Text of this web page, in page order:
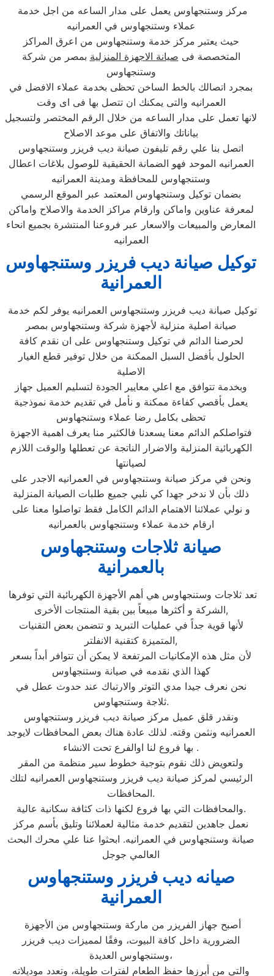
عملاء وستنجهاوس في العمرانيه
حيث يعتبر مركز خدمة وستنجهاوس من اعرق المراكز
المتخصصة فى صيانة الاجهزة المنزلية بمصر من شركة
وستنجهاوس
بمجرد اتصالك بالخط الساخن تحظى بخدمة عملاء الافضل في
العمرانيه والتى يمكنك ان تتصل بها فى اى وقت
لانها تعمل على مدار الساعه من خلال الرقم المختصر ولتسجيل
بياناتك والاتفاق على موعد الاصلاح
اتصل بنا علي رقم تليفون صيانة ديب فريزر وستنجهاوس
العمرانيه الموحد فهو الضمانة الحقيقية للوصول بلاغات اعطال
وستنجهاوس للمحافظة ومدينة العمرانيه
بضمان توكيل وستنجهاوس المعتمد عبر الموقع الرسمي
لمعرفة عناوين واماكن وارقام مراكز الخدمة والاصلاح واماكن
المعارض والمبيعات والاسعار عبر فروعنا المنتشرة بجميع انحاء
العمرانيه
توكيل صيانة ديب فريزر وستنجهاوس
العمرانية
صيانة اصلية منزلية لأجهزة شركة وستنجهاوس بمصر
لحرصنا الدائم في توكيل وستنجهاوس على ان نقدم كافة
الحلول بأفضل السبل الممكنة من خلال توفير قطع الغيار
الاصلية
وبخدمة تتوافق مع اعلي معايير الجودة لتسليم العميل جهاز
يعمل بأقصي كفاءة ممكنة و نأمل في تقديم خدمة نموذجية
تحظى بكامل رضا عملاء وستنجهاوس
فتواصلكم الدائم معنا يسعدنا فالكثير منا يعرف اهمية الاجهزة
الكهربائية المنزلية والاضرار الناتجة عن تعطلها والوقت اللازم
لصيانتها
ونحن في مركز صيانة وستنجهاوس في العمرانيه الاجدر على
ذلك بأن لا ندخر جهدا كي نلبي جميع طلبات الصيانة المنزلية
و نولي عملائنا الاهتمام الدائم الكامل فقط تواصلوا معنا على
ارقام خدمة عملاء وستنجهاوس بالعمرانيه
صيانة ثلاجات وستنجهاوس
بالعمرانية
الشركة و أكثرها مبيعاً بين بقية المنتجات الأخرى,
لأنها قوية جداً في عمليات التبريد و تتضمن بعض التقنيات
المتميزة كتقنية الانفلتر,
لأن مثل هذه الإمكانيات المرتفعة لا يمكن أن تتوافر أبداً بسعر
كهذا الذي نقدمه في صيانة وستنجهاوس
نحن نعرف جيدا مدي التوتر والارتباك عند حدوث عطل في
ثلاجة وستنجهاوس.
ونقدر قلق عميل مركز صيانة ديب فريزر وستنجهاوس
العمرانيه ونثمن وقته. لذلك عادة هناك بعض المحافظات لايوجد
بها فروع لنا اوالفرع تحت الانشاء .
ولتعويض ذلك نقوم بتوجية خطوط سير منظمة من المقر
الرئيسي لمركز صيانة ديب فريزر وستنجهاوس العمرانيه لتلك
المحافظات.
والمحافظات التي بها فروع لكنها ذات كثافة سكانية عالية.
نعمل جاهدين لتقديم خدمة مثالية لعملائنا وتليق بأسم مركز
صيانة وستنجهاوس في العمرانيه. ابحثوا عنا علي محرك البحث
العالمي جوجل
صيانه ديب فريزر وستنجهاوس
العمرانية
الضرورية داخل كافة البيوت، وفقًا لمميزات ديب فريزر
وستنجهاوس العديدة،
والتي من أبرزها حفظ الطعام لفترات طويلة، وتعدد موديلاته